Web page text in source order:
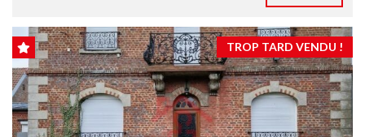
TROP TARD VENDU !